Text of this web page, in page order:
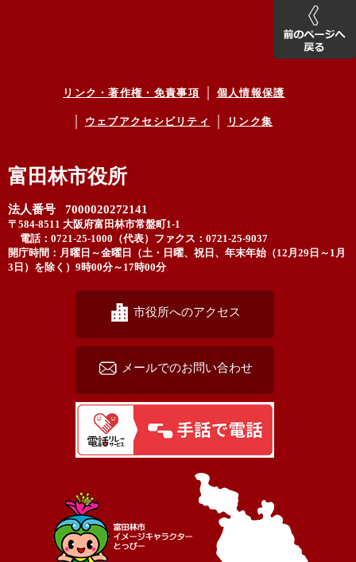
リンク・著作権・免責事項 個人情報保護
ウェブアクセシビリティ リンク集
富田林市役所
法人番号 7000020272141
〒584-8511 大阪府富田林市常盤町1-1
電話：0721-25-1000（代表） ファクス：0721-25-9037
開庁時間：月曜日～金曜日（土・日曜、祝日、年末年始（12月29日～1月
3日）を除く）9時00分～17時00分
市役所へのアクセス
メールでのお問い合わせ